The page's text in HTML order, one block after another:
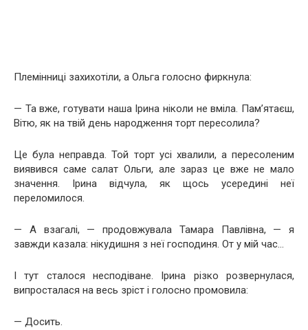
Племінниці захихотіли, а Ольга голосно фиркнула:
— Та вже, готувати наша Ірина ніколи не вміла. Пам’ятаєш,
Вітю, як на твій день народження торт пересолила?
Це була неправда. Той торт усі хвалили, а пересоленим
виявився саме салат Ольги, але зараз це вже не мало
значення. Ірина відчула, як щось усередині неї
переломилося.
— А взагалі, — продовжувала Тамара Павлівна, — я
завжди казала: нікудишня з неї господиня. От у мій час…
І тут сталося несподіване. Ірина різко розвернулася,
випросталася на весь зріст і голосно промовила:
— Досить.